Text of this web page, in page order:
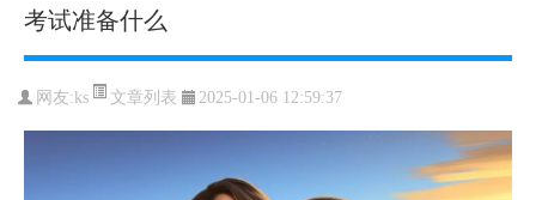
考试准备什么
网友: ks 文章列表 2025-01-06 12:59:37